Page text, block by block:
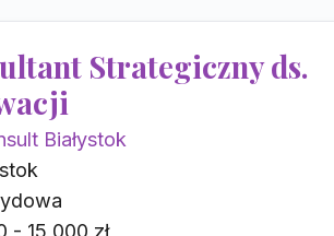
Strategiczny ds.
Białystok
- 15 000 zł